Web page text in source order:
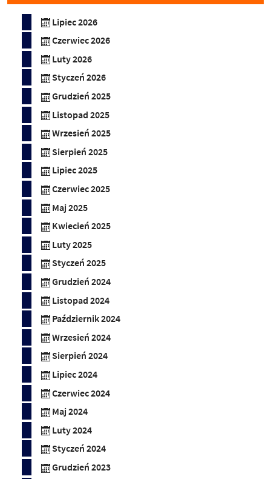
Lipiec 2026
Czerwiec 2026
Luty 2026
Styczeń 2026
Grudzień 2025
Listopad 2025
Wrzesień 2025
Sierpień 2025
Lipiec 2025
Czerwiec 2025
Maj 2025
Kwiecień 2025
Luty 2025
Styczeń 2025
Grudzień 2024
Listopad 2024
Październik 2024
Wrzesień 2024
Sierpień 2024
Lipiec 2024
Czerwiec 2024
Maj 2024
Luty 2024
Styczeń 2024
Grudzień 2023